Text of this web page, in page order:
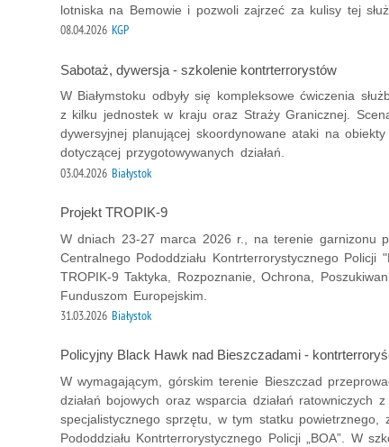
lotniska na Bemowie i pozwoli zajrzeć za kulisy tej
08.04.2026 KGP
Sabotaż, dywersja - szkolenie kontrterrorystów
W Białymstoku odbyły się kompleksowe ćwiczenia
z kilku jednostek w kraju oraz Straży Granicznej.
dywersyjnej planującej skoordynowane ataki na
dotyczącej przygotowywanych działań.
03.04.2026 Białystok
Projekt TROPIK-9
W dniach 23-27 marca 2026 r., na terenie garnizonu
Centralnego Pododdziału Kontrterrorystycznego Policji
TROPIK-9 Taktyka, Rozpoznanie, Ochrona,
Funduszom Europejskim.
31.03.2026 Białystok
Policyjny Black Hawk nad Bieszczadami -
W wymagającym, górskim terenie Bieszczad
działań bojowych oraz wsparcia działań ratowniczych
specjalistycznego sprzętu, w tym statku powietrznego,
Pododdziału Kontrterrorystycznego Policji „BOA”. W